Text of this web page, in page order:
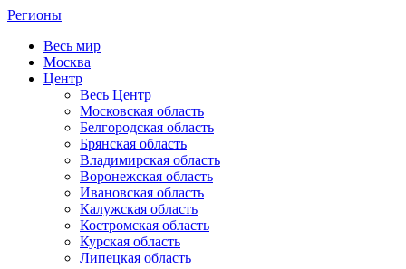
Регионы
Весь мир
Москва
Центр
Весь Центр
Московская область
Белгородская область
Брянская область
Владимирская область
Воронежская область
Ивановская область
Калужская область
Костромская область
Курская область
Липецкая область